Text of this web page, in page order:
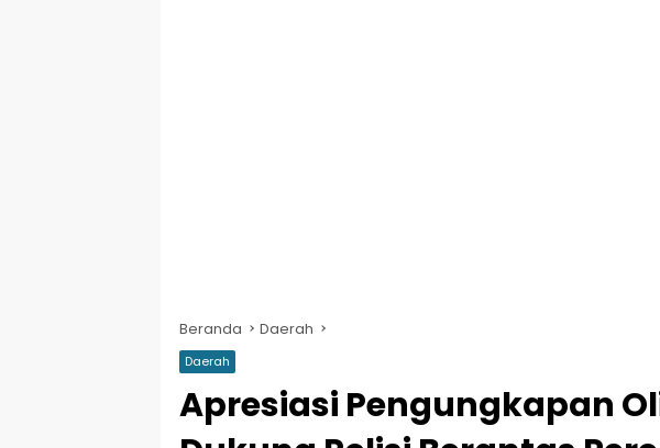
Beranda Daerah
Daerah
Apresiasi Pengungkapan